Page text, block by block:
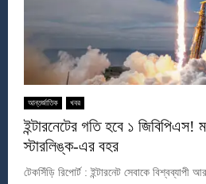
আন্তর্জাতিক খবর
ইন্টারনেটের গতি হবে ১ জিবিপিএস!
স্টারলিঙ্ক-এর বহর
টেকসিঁড়ি রিপোর্ট : ইন্টারনেট সেবাকে